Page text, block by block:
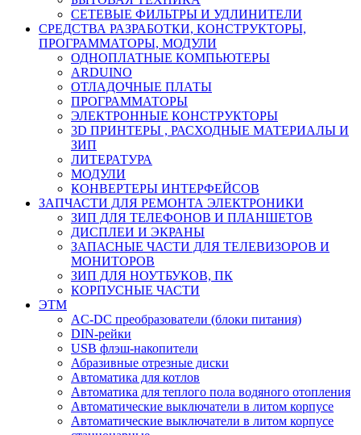
СЕТЕВЫЕ ФИЛЬТРЫ И УДЛИНИТЕЛИ
СРЕДСТВА РАЗРАБОТКИ, КОНСТРУКТОРЫ,
ПРОГРАММАТОРЫ, МОДУЛИ
ОДНОПЛАТНЫЕ КОМПЬЮТЕРЫ
ARDUINO
ОТЛАДОЧНЫЕ ПЛАТЫ
ПРОГРАММАТОРЫ
ЭЛЕКТРОННЫЕ КОНСТРУКТОРЫ
3D ПРИНТЕРЫ , РАСХОДНЫЕ МАТЕРИАЛЫ И
ЗИП
ЛИТЕРАТУРА
МОДУЛИ
КОНВЕРТЕРЫ ИНТЕРФЕЙСОВ
ЗАПЧАСТИ ДЛЯ РЕМОНТА ЭЛЕКТРОНИКИ
ЗИП ДЛЯ ТЕЛЕФОНОВ И ПЛАНШЕТОВ
ДИСПЛЕИ И ЭКРАНЫ
ЗАПАСНЫЕ ЧАСТИ ДЛЯ ТЕЛЕВИЗОРОВ И
МОНИТОРОВ
ЗИП ДЛЯ НОУТБУКОВ, ПК
КОРПУСНЫЕ ЧАСТИ
ЭТМ
AC-DC преобразователи (блоки питания)
DIN-рейки
USB флэш-накопители
Абразивные отрезные диски
Автоматика для котлов
Автоматика для теплого пола водяного отопления
Автоматические выключатели в литом корпусе
Автоматические выключатели в литом корпусе